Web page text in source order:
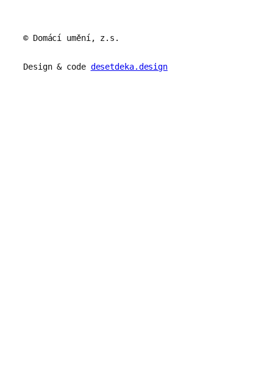
© Domácí umění, z.s.
Design & code desetdeka.design